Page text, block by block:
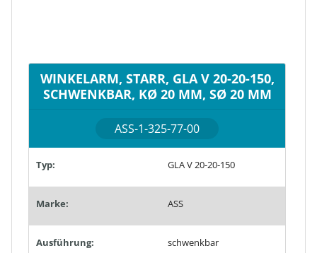
WINKELARM, STARR, GLA V 20-20-150,
SCHWENKBAR, KØ 20 MM, SØ 20 MM
ASS-1-325-77-00
Typ: GLA V 20-20-150
Marke: ASS
Ausführung: schwenkbar